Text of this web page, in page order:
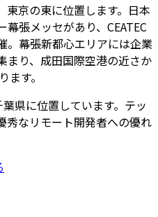
京の東に位置します。日本
張メッセがあり、CEATEC
。幕張新都心エリアには企業
まり、成田国際空港の近さか
ます。
葉県に位置しています。テッ
秀なリモート開発者への優れ